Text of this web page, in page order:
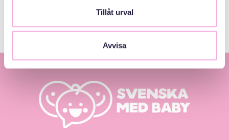
Tillåt urval
Avvisa